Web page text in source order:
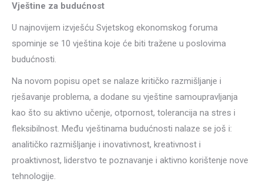
Vještine za budućnost
U najnovijem izvješću Svjetskog ekonomskog foruma
spominje se 10 vještina koje će biti tražene u poslovima
budućnosti.
Na novom popisu opet se nalaze kritičko razmišljanje i
rješavanje problema, a dodane su vještine samoupravljanja
kao što su aktivno učenje, otpornost, tolerancija na stres i
fleksibilnost. Među vještinama budućnosti nalaze se još i:
analitičko razmišljanje i inovativnost, kreativnost i
proaktivnost, liderstvo te poznavanje i aktivno korištenje nove
tehnologije.